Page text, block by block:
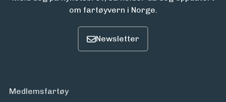
om fartøyvern i Norge.
Medlemsfartøy